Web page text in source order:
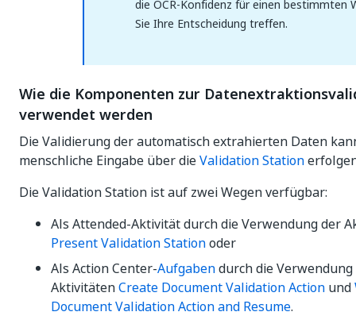
die OCR-Konfidenz für einen bestimmten
Sie Ihre Entscheidung treffen.
Wie die Komponenten zur
verwendet werden
Die Validierung der automatisch extrahierten Daten
menschliche Eingabe über dieValidation Station
Die Validation Station ist auf zwei Wegen verfügbar:
Als Attended-Aktivität durch die Verwendung der
Present Validation Stationoder
Als Action Center-Aufgabendurch die
AktivitätenCreate Document Validation Action und
Document Validation Action and Resume.